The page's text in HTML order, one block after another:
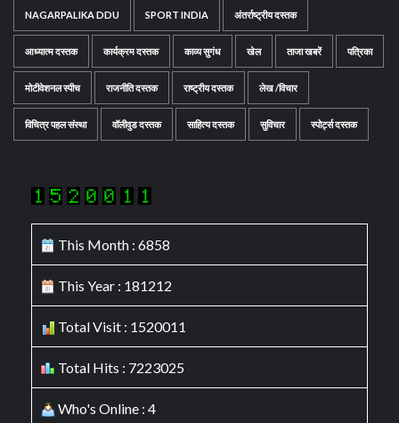
NAGARPALIKA DDU SPORT INDIA अंतर्राष्ट्रीय दस्तक
आध्यात्म दस्तक कार्यक्रम दस्तक काव्य सुगंध खेल ताजा खबरें पत्रिका
मोटीवेशनल स्पीच राजनीति दस्तक राष्ट्रीय दस्तक लेख /विचार
विचित्र पहल संस्था वॉलीवुड दस्तक साहित्य दस्तक सुविचार स्पोर्ट्स दस्तक
This Month : 6858
This Year : 181212
Total Visit : 1520011
Total Hits : 7223025
Who's Online : 4